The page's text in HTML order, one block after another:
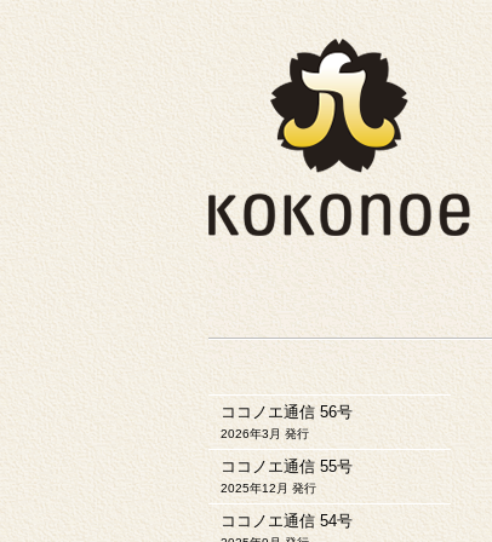
ココノエ通信 56号
2026年3月 発行
ココノエ通信 55号
2025年12月 発行
ココノエ通信 54号